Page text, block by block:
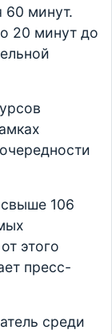
60 минут.
20 минут до
106
этого
пресс-
среди